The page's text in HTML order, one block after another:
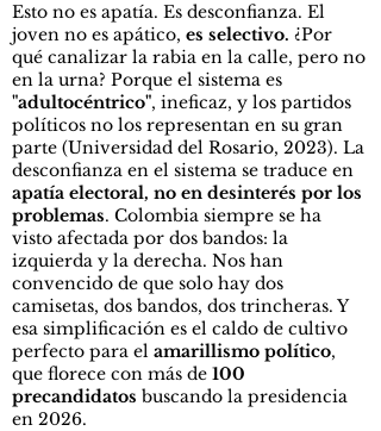
Esto no es apatía. Es desconfianza. El
joven no es apático, es selectivo. ¿Por
qué canalizar la rabia en la calle, pero no
en la urna? Porque el sistema es
"adultocéntrico", ineficaz, y los partidos
políticos no los representan en su gran
parte (Universidad del Rosario, 2023). La
desconfianza en el sistema se traduce en
apatía electoral, no en desinterés por los
problemas. Colombia siempre se ha
visto afectada por dos bandos: la
izquierda y la derecha. Nos han
convencido de que solo hay dos
camisetas, dos bandos, dos trincheras. Y
esa simplificación es el caldo de cultivo
perfecto para el amarillismo político,
que florece con más de 100
precandidatos buscando la presidencia
en 2026.